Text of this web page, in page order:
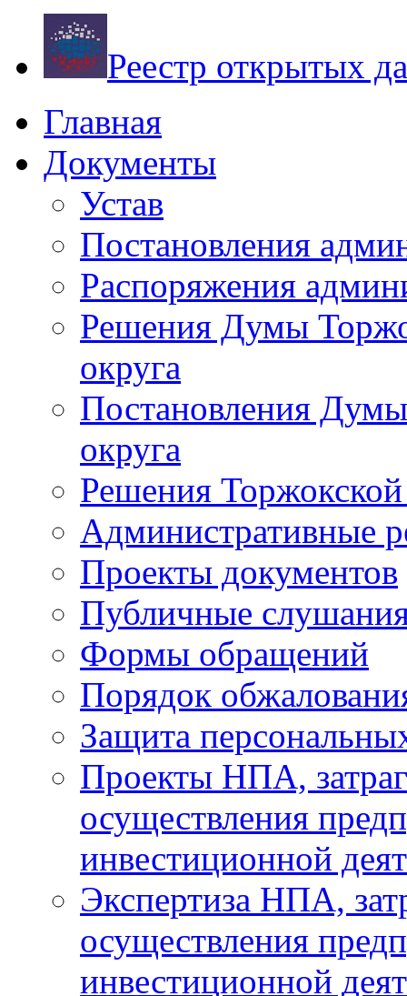
Реестр открытых
Главная
Документы
Устав
Постановления
Распоряжения
Решения Думы
округа
Постановления
округа
Решения
Административные
Проекты документов
Публичные
Формы обращений
Порядок
Защита
Проекты НПА,
осуществления
инвестиционной
Экспертиза НПА,
осуществления
инвестиционной